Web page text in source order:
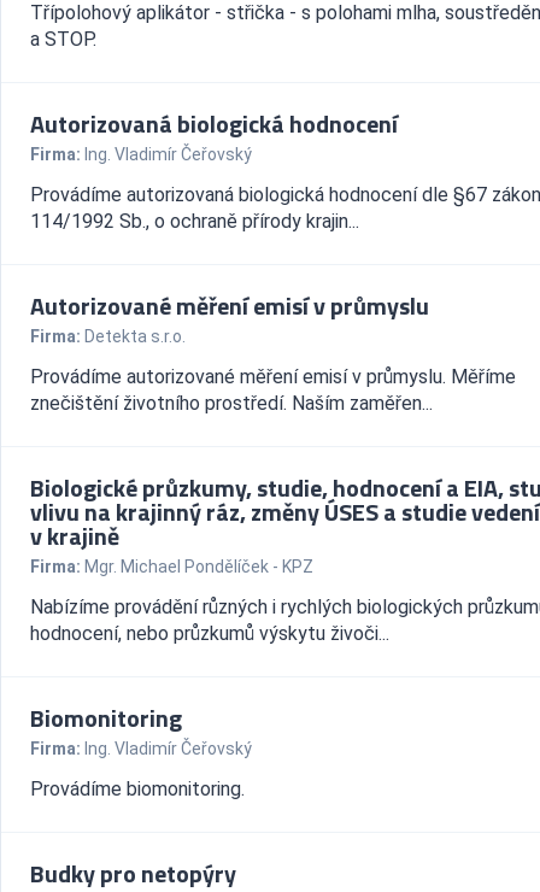
Třípolohový aplikátor - střička - s polohami mlha,
a STOP.
Autorizovaná biologická hodnocení
Firma: Ing. Vladimír Čeřovský
Provádíme autorizovaná biologická hodnocení dle §67
114/1992 Sb., o ochraně přírody krajin...
Autorizované měření emisí v průmyslu
Firma: Detekta s.r.o.
Provádíme autorizované měření emisí v průmyslu. Měříme
znečištění životního prostředí. Naším zaměřen...
Biologické průzkumy, studie, hodnocení a EIA,
vlivu na krajinný ráz, změny ÚSES a studie vedení
v krajině
Firma: Mgr. Michael Pondělíček - KPZ
Nabízíme provádění různých i rychlých biologických
hodnocení, nebo průzkumů výskytu živoči...
Biomonitoring
Firma: Ing. Vladimír Čeřovský
Provádíme biomonitoring.
Budky pro netopýry